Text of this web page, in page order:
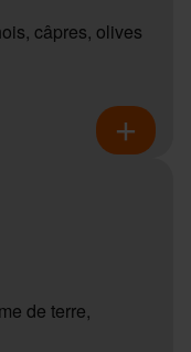
câpres, olives
de terre,